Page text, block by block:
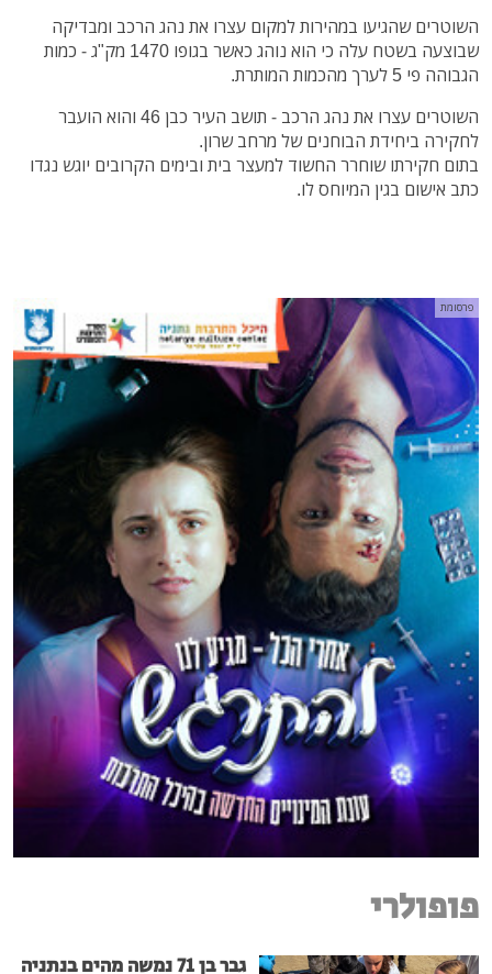
השוטרים שהגיעו במהירות למקום עצרו את נהג הרכב ומבדיקה
שבוצעה בשטח עלה כי הוא נוהג כאשר בגופו 1470 מק"ג - כמות
הגבוהה פי 5 לערך מהכמות המותרת.
השוטרים עצרו את נהג הרכב - תושב העיר כבן 46 והוא הועבר
לחקירה ביחידת הבוחנים של מרחב שרון.
בתום חקירתו שוחרר החשוד למעצר בית ובימים הקרובים יוגש נגדו
כתב אישום בגין המיוחס לו.
פרסומת
פופולרי
גבר בן 71 נמשה מהים בנתניה